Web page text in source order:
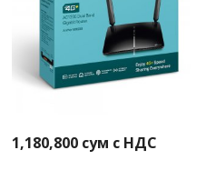
1,180,800 сум с НДС